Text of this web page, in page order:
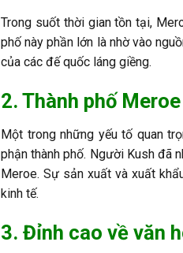
Trong suốt thời gian tồn tại,
phố này phần lớn là nhờ vào
của các đế quốc láng giềng.
2. Thành phố
Một trong những yếu tố quan
phận thành phố. Người Kush đã
Meroe. Sự sản xuất và xuất
kinh tế.
3. Đỉnh cao về văn